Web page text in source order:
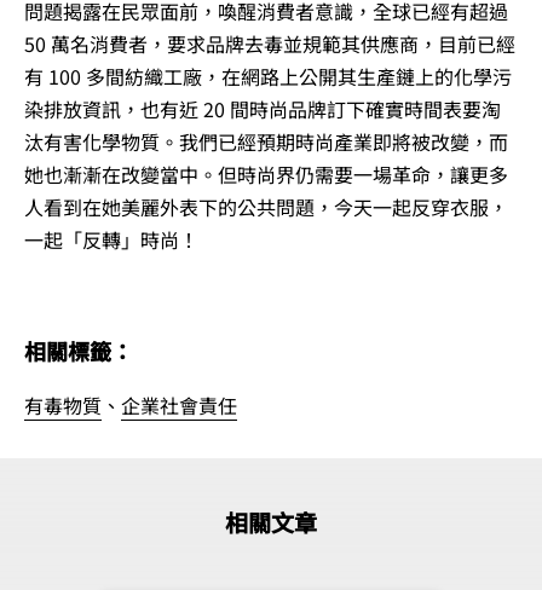
問題揭露在民眾面前，喚醒消費者意識，全球已經有超過
50 萬名消費者，要求品牌去毒並規範其供應商，目前已經
有 100 多間紡織工廠，在網路上公開其生產鏈上的化學污
染排放資訊，也有近 20 間時尚品牌訂下確實時間表要淘
汰有害化學物質。我們已經預期時尚產業即將被改變，而
她也漸漸在改變當中。但時尚界仍需要一場革命，讓更多
人看到在她美麗外表下的公共問題，今天一起反穿衣服，
一起「反轉」時尚！
相關標籤：
有毒物質 、 企業社會責任
相關文章